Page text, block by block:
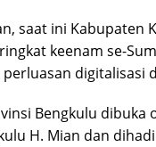
saat ini Kabupaten
keenam se-
digitalisasi
Bengkulu dibuka
H. Mian dan